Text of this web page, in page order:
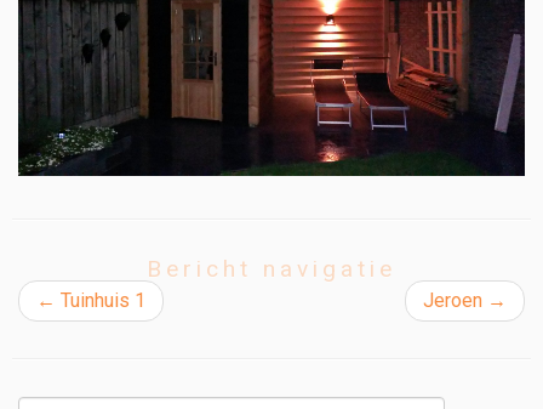
Bericht navigatie
← Tuinhuis 1 Jeroen →